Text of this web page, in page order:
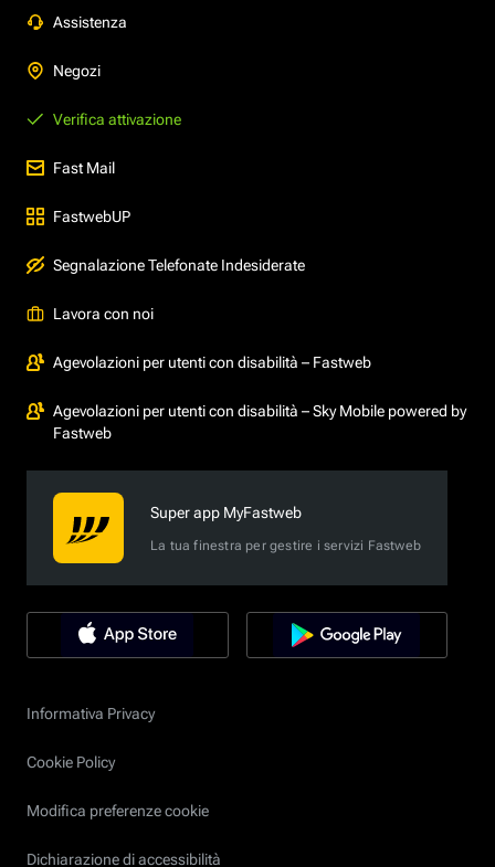
Assistenza
Negozi
Verifica attivazione
Fast Mail
FastwebUP
Segnalazione Telefonate Indesiderate
Lavora con noi
Agevolazioni per utenti con disabilità – Fastweb
Agevolazioni per utenti con disabilità – Sky Mobile powered by
Fastweb
Super app MyFastweb
La tua finestra per gestire i servizi Fastweb
Informativa Privacy
Cookie Policy
Modifica preferenze cookie
Dichiarazione di accessibilità